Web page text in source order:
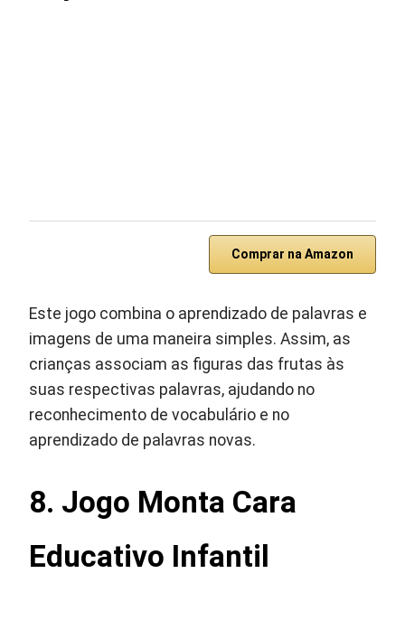
Comprar na Amazon
Este jogo combina o aprendizado de palavras e
imagens de uma maneira simples. Assim, as
crianças associam as figuras das frutas às
suas respectivas palavras, ajudando no
reconhecimento de vocabulário e no
aprendizado de palavras novas.
8. Jogo Monta Cara
Educativo Infantil